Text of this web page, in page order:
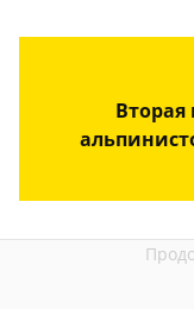
Вторая